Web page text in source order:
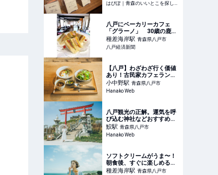
はぴぽ｜青森のいいとこを探して、でかけよう！
八戸にベーカリーカフェ
「グラーノ」 30歳の鹿嶋
さん、父との夢かなえる
種差海岸駅 青森県八戸市
八戸経済新聞
【八戸】わざわざ行く価値
あり！古民家カフェランチ
とナチュラルワインが楽し
めるビストロ
小中野駅 青森県八戸市
Hanako Web
八戸観光の正解。運気を呼
び込む神社などおすすめス
ポット3選
鮫駅 青森県八戸市
Hanako Web
ソフトクリームがうま〜！
朝食後、すぐに楽しめる八
戸の朝活スポット3選
種差海岸駅 青森県八戸市